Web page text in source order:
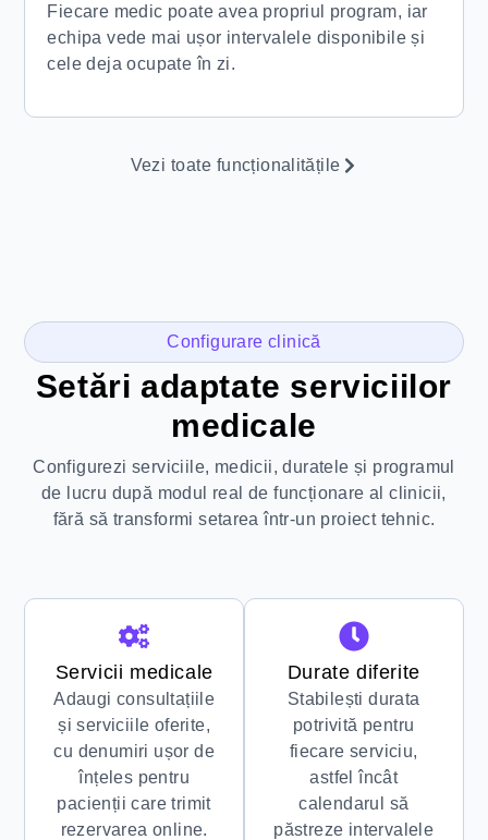
Fiecare medic poate avea propriul program, iar
echipa vede mai ușor intervalele disponibile și
cele deja ocupate în zi.
Vezi toate funcționalitățile
Configurare clinică
Setări adaptate serviciilor
medicale
Configurezi serviciile, medicii, duratele și programul
de lucru după modul real de funcționare al clinicii,
fără să transformi setarea într-un proiect tehnic.
Servicii medicale
Adaugi consultațiile
și serviciile oferite,
cu denumiri ușor de
înțeles pentru
pacienții care trimit
rezervarea online.
Durate diferite
Stabilești durata
potrivită pentru
fiecare serviciu,
astfel încât
calendarul să
păstreze intervalele